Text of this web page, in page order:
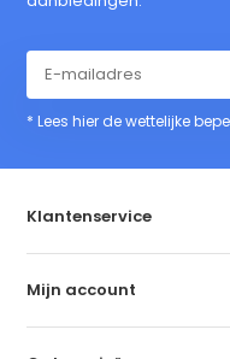
* Lees hier de wettelijke
Klantenservice
Mijn account